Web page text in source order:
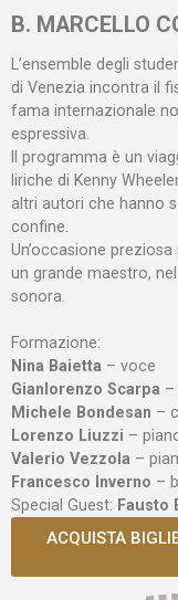
B. MARCELLO
L’ensemble degli
di Venezia incontra il
fama internazionale
espressiva.
Il programma è un
liriche di Kenny
altri autori che hanno
confine.
Un’occasione
un grande maestro,
sonora.
Formazione:
Nina Baietta – voce
Gianlorenzo Scarpa –
Michele Bondesan –
Lorenzo Liuzzi –
Valerio Vezzola –
Francesco Inverno –
Special Guest: Fausto
ACQUISTA